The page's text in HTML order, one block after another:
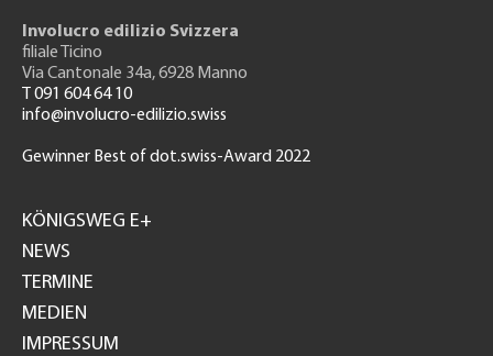
Involucro edilizio Svizzera
filiale Ticino
Via Cantonale 34a, 6928 Manno
T 091 604 64 10
info@involucro-edilizio.swiss
Gewinner Best of dot.swiss-Award 2022
GH
KÖNIGSWEG E+
NEWS
TERMINE
MEDIEN
IMPRESSUM